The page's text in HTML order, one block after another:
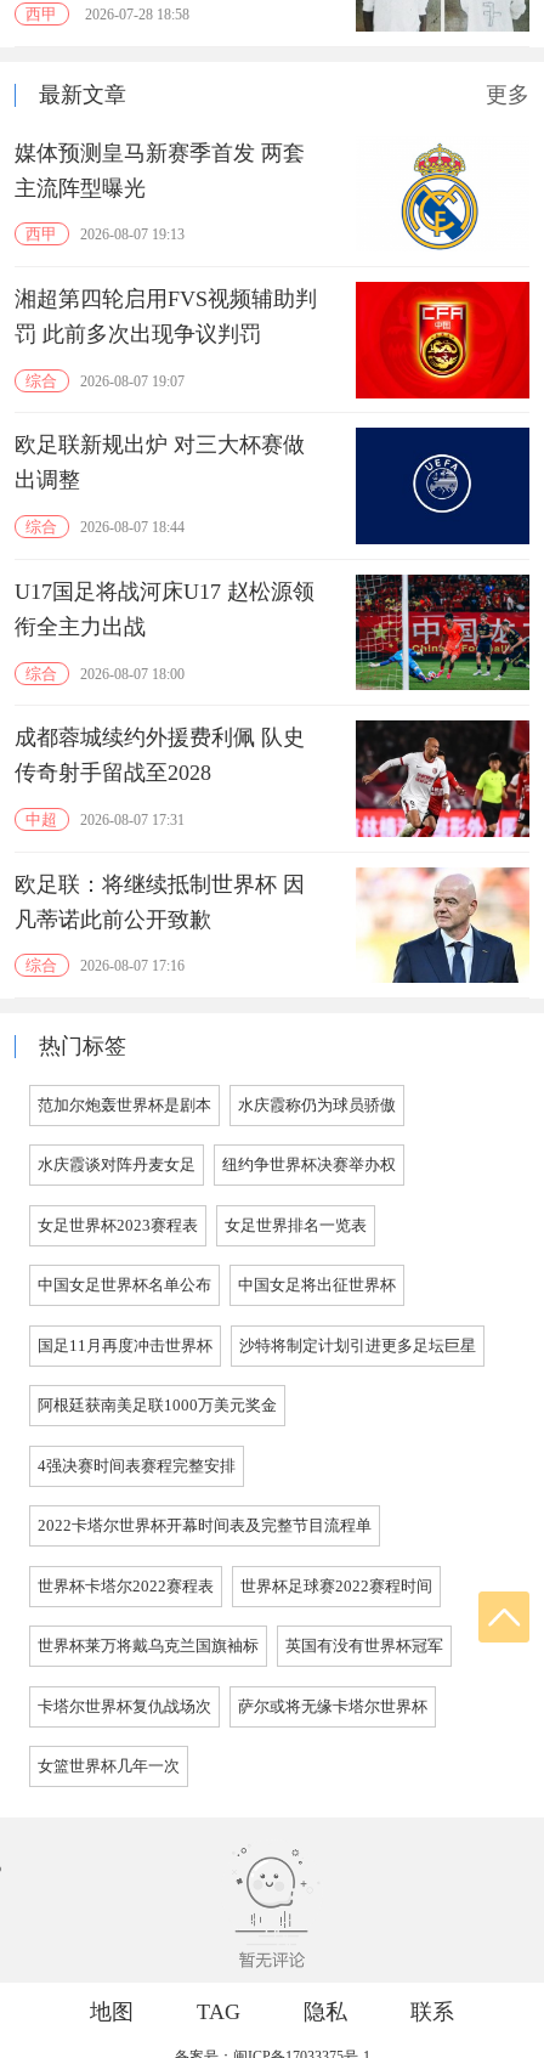
西甲 2026-07-28 18:58
最新文章 更多
媒体预测皇马新赛季首发 两套
主流阵型曝光
西甲 2026-08-07 19:13
湘超第四轮启用FVS视频辅助判
罚 此前多次出现争议判罚
综合 2026-08-07 19:07
欧足联新规出炉 对三大杯赛做
出调整
综合 2026-08-07 18:44
U17国足将战河床U17 赵松源领
衔全主力出战
综合 2026-08-07 18:00
成都蓉城续约外援费利佩 队史
传奇射手留战至2028
中超 2026-08-07 17:31
欧足联：将继续抵制世界杯 因
凡蒂诺此前公开致歉
综合 2026-08-07 17:16
热门标签
范加尔炮轰世界杯是剧本 水庆霞称仍为球员骄傲
水庆霞谈对阵丹麦女足 纽约争世界杯决赛举办权
女足世界杯2023赛程表 女足世界排名一览表
中国女足世界杯名单公布 中国女足将出征世界杯
国足11月再度冲击世界杯 沙特将制定计划引进更多足坛巨星
阿根廷获南美足联1000万美元奖金
4强决赛时间表赛程完整安排
2022卡塔尔世界杯开幕时间表及完整节目流程单
世界杯卡塔尔2022赛程表 世界杯足球赛2022赛程时间
世界杯莱万将戴乌克兰国旗袖标 英国有没有世界杯冠军
卡塔尔世界杯复仇战场次 萨尔或将无缘卡塔尔世界杯
女篮世界杯几年一次
地图 TAG 隐私 联系